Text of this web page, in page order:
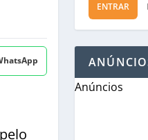
ENTRAR
Anúncios